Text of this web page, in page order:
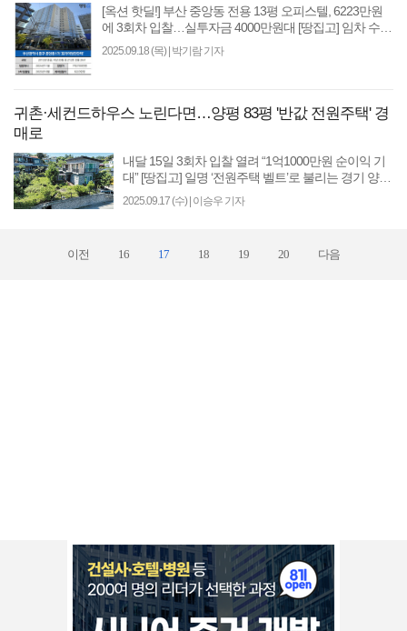
[옥션 핫딜!] 부산 중앙동 전용 13평 오피스텔, 6223만원
에 3회차 입찰…실투자금 4000만원대 [땅집고] 임차 수요
가 풍부한 부산 중앙역 도보 1분 거리 오피스텔이 전세금
2025.09.18 (목)| 박기람 기자
귀촌·세컨드하우스 노린다면…양평 83평 '반값 전원주택' 경
매로
내달 15일 3회차 입찰 열려 “1억1000만원 순이익 기
대” [땅집고] 일명 ‘전원주택 벨트’로 불리는 경기 양평
군에 지은 지 4년된 전용 83평짜리 단독주택이 시세
2025.09.17 (수)| 이승우 기자
이전 16 17 18 19 20 다음